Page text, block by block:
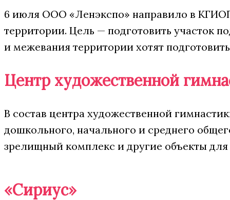
6 июля ООО «Ленэкспо» направило в
территории. Цель — подготовить участок
и межевания территории хотят
Центр художественной
В состав центра художественной
дошкольного, начального и среднего
зрелищный комплекс и другие объекты
«Сириус»